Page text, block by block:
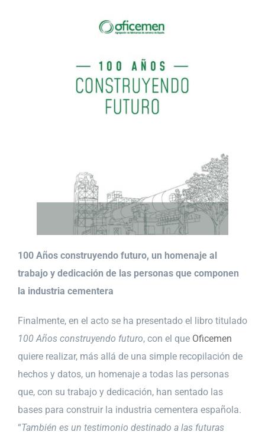
100 Años construyendo futuro, un homenaje al
trabajo y dedicación de las personas que componen
la industria cementera
Finalmente, en el acto se ha presentado el libro titulado
100 Años construyendo futuro, con el que Oficemen
quiere realizar, más allá de una simple recopilación de
hechos y datos, un homenaje a todas las personas
que, con su trabajo y dedicación, han sentado las
bases para construir la industria cementera española.
“También es un testimonio destinado a las futuras